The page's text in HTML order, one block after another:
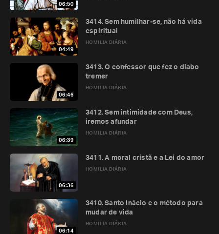
06:50
04:49
HOMILIA DIÁRIA
3414. Sem humilhar-se, não há vida
espiritual
06:46
HOMILIA DIÁRIA
3413. O confessor que fez o diabo
tremer
06:39
HOMILIA DIÁRIA
3412. Sem intimidade com Deus,
iremos afundar
06:36
HOMILIA DIÁRIA
3411. A moral cristã e a Lei do amor
06:14
HOMILIA DIÁRIA
3410. Santo Inácio e o método para
mudar de vida